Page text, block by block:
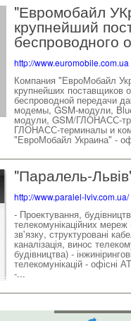
"Евромобайл
крупнейший
беспроводного
http://www.euromobile.com.ua
Компания "ЕвроМобайл
крупнейших поставщиков
беспроводной передачи
модемы, GSM-модули,
модули, GSM/ГЛОНАСС-
ГЛОНАСС-терминалы и
"ЕвроМобайл Украина" -
"Паралель-
http://www.paralel-lviv.com.ua/
- Проектування,
телекомунікаційних мереж
зв'язку, структуровані
каналізація, винос
будівництва) -
телекомунікацій - офісні
-...